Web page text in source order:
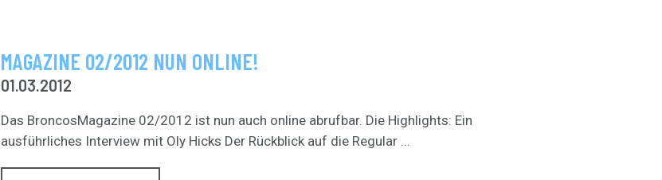
MAGAZINE 02/2012 NUN ONLINE!
01.03.2012
Das BroncosMagazine 02/2012 ist nun auch online abrufbar. Die Highlights: Ein
ausführliches Interview mit Oly Hicks Der Rückblick auf die Regular ...